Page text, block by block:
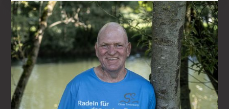
"Oli radelt"...nach Attendorn